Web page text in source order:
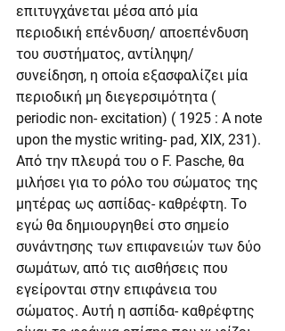
επιτυγχάνεται μέσα από μία
περιοδική επένδυση/ αποεπένδυση
του συστήματος, αντίληψη/
συνείδηση, η οποία εξασφαλίζει μία
περιοδική μη διεγερσιμότητα (
periodic non- excitation) ( 1925 : A note
upon the mystic writing- pad, XIX, 231).
Από την πλευρά του ο F. Pasche, θα
μιλήσει για το ρόλο του σώματος της
μητέρας ως ασπίδας- καθρέφτη. Το
εγώ θα δημιουργηθεί στο σημείο
συνάντησης των επιφανειών των δύο
σωμάτων, από τις αισθήσεις που
εγείρονται στην επιφάνεια του
σώματος. Αυτή η ασπίδα- καθρέφτης